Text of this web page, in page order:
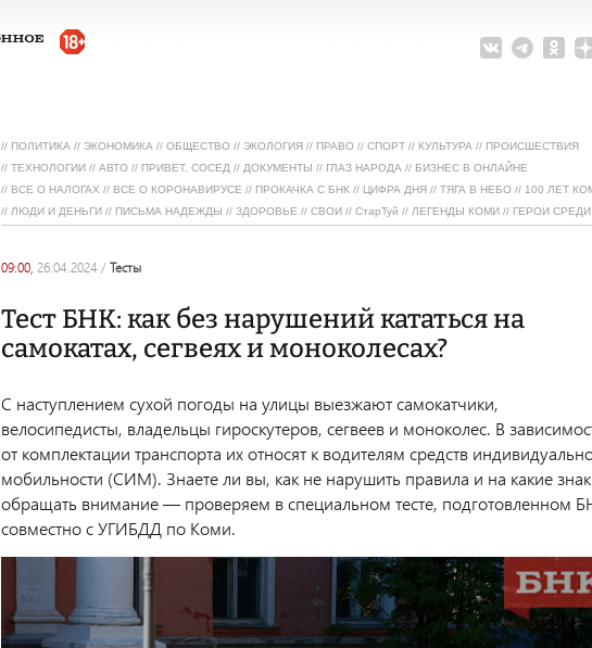
// ПОЛИТИКА // ЭКОНОМИКА // ОБЩЕСТВО // ЭКОЛОГИЯ // ПРАВО // СПОРТ // КУЛЬТУРА // ПРОИСШЕСТВИЯ
// ТЕХНОЛОГИИ // АВТО // ПРИВЕТ, СОСЕД // ДОКУМЕНТЫ // ГЛАЗ НАРОДА // БИЗНЕС В ОНЛАЙНЕ
// ВСЕ О НАЛОГАХ // ВСЕ О КОРОНАВИРУСЕ // ПРОКАЧКА С БНК // ЦИФРА ДНЯ // ТЯГА В НЕБО // 100 ЛЕТ
// ЛЮДИ И ДЕНЬГИ // ПИСЬМА НАДЕЖДЫ // ЗДОРОВЬЕ // СВОИ // СтарТуй // ЛЕГЕНДЫ КОМИ // ГЕРОИ
09:00, 26.04.2024 / тесты
Тест БНК: как без нарушений кататься на
самокатах, сегвеях и моноколесах?
С наступлением сухой погоды на улицы выезжают самокатчики,
велосипедисты, владельцы гироскутеров, сегвеев и моноколес. В
от комплектации транспорта их относят к водителям средств
мобильности (СИМ). Знаете ли вы, как не нарушить правила и на какие
обращать внимание — проверяем в специальном тесте, подготовленном
совместно с УГИБДД по Коми.